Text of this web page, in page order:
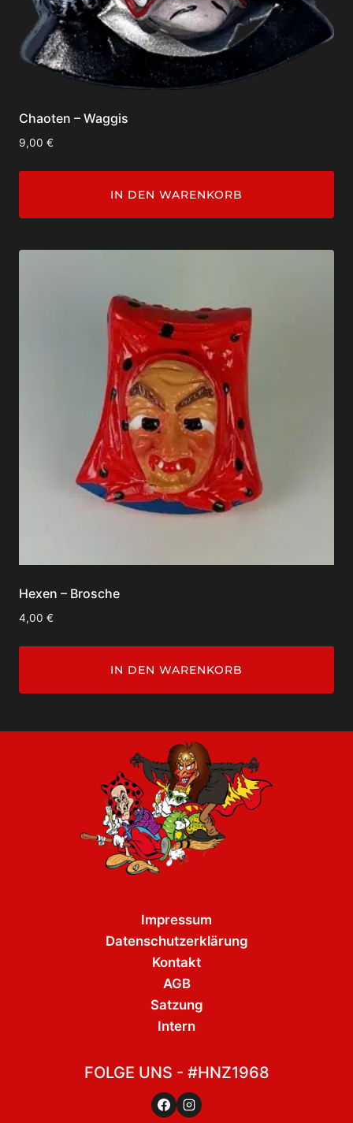
Chaoten – Waggis
9,00 €
IN DEN WARENKORB
Hexen – Brosche
4,00 €
IN DEN WARENKORB
Impressum
Datenschutzerklärung
Kontakt
AGB
Satzung
Intern
FOLGE UNS - #HNZ1968